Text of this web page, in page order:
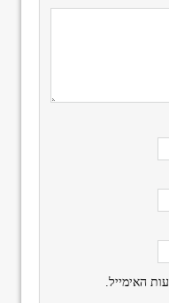
האימייל.